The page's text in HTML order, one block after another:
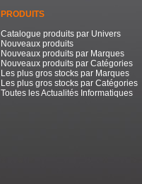
PRODUITS
Catalogue produits par Univers
Nouveaux produits
Nouveaux produits par Marques
Nouveaux produits par Catégories
Les plus gros stocks par Marques
Les plus gros stocks par Catégories
Toutes les Actualités Informatiques